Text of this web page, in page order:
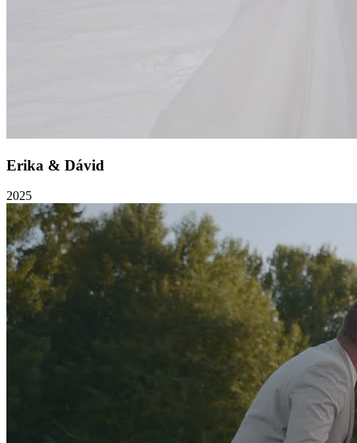
Erika & Dávid
2025